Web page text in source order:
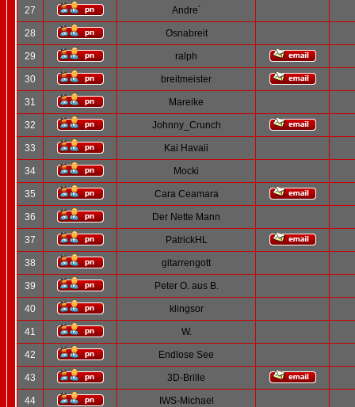
27 Andre´
28 Osnabreit
29 ralph
30 breitmeister
31 Mareike
32 Johnny_Crunch
33 Kai Havaii
34 Mocki
35 Cara Ceamara
36 Der Nette Mann
37 PatrickHL
38 gitarrengott
39 Peter O. aus B.
40 klingsor
41 W.
42 Endlose See
43 3D-Brille
44 IWS-Michael